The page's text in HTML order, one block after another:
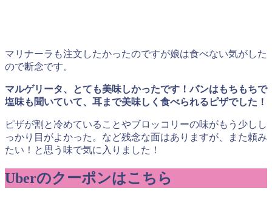
マリナーラも注文したかったのですが娘は食べない気がした
ので断念です。
マルゲリータ、とても美味しかったです！パンはもちもちで
塩味も聞いていて、耳まで美味しく食べられるピザでした！
ピザが割と冷めていることやブロッコリーの味がもう少しし
っかり目がよかった。など残念な面はありますが、また頼み
たい！と思う味で気に入りました！
Uberのクーポンはこちら